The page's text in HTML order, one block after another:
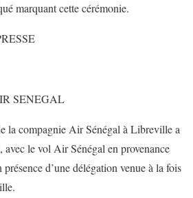
marquant cette cérémonie.
SENEGAL
la compagnie Air Sénégal à Libreville a
le vol Air Sénégal en provenance
d’une délégation venue à la fois